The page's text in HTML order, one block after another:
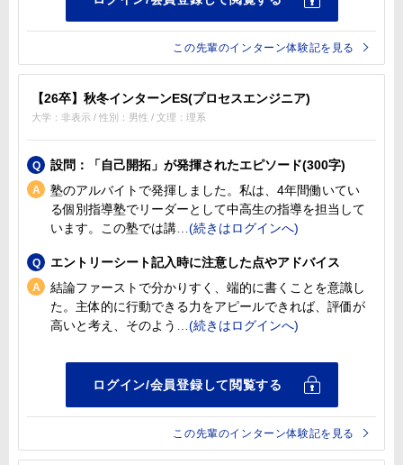
この先輩のインターン体験記を見る
【26卒】秋冬インターンES(プロセスエンジニア)
大学：非表示 / 性別：男性 / 文理：理系
設問：「自己開拓」が発揮されたエピソード(300字)
塾のアルバイトで発揮しました。私は、4年間働いてい
る個別指導塾でリーダーとして中高生の指導を担当して
います。この塾では講
エントリーシート記入時に注意した点やアドバイス
結論ファーストで分かりすく、端的に書くことを意識し
た。主体的に行動できる力をアピールできれば、評価が
高いと考え、そのよう
この先輩のインターン体験記を見る